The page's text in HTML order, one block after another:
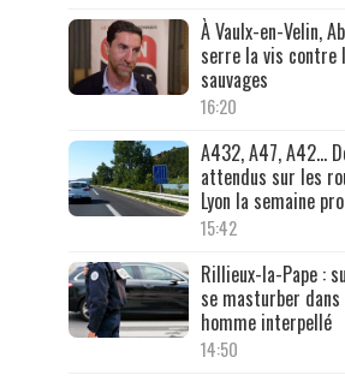
À Vaulx-en-Velin,
serre la vis contre
sauvages
16:20
A432, A47, A42…
attendus sur les
Lyon la semaine
15:42
Rillieux-la-Pape :
se masturber dans
homme interpellé
14:50